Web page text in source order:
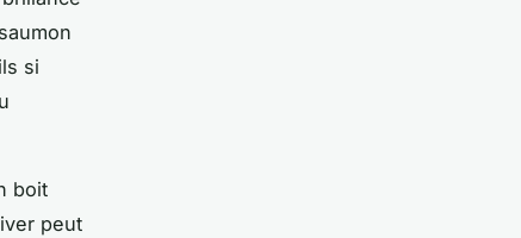
si
boit
peut